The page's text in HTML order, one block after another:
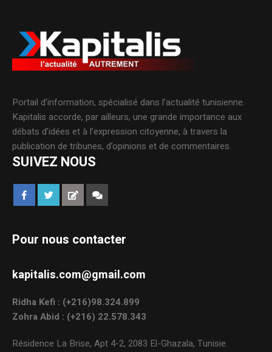
Portail d’information, spécialisé dans l’actualité tunisienne.
Kapitalis accorde, par ailleurs, une grande importance aux
débats d’idées et à l’expression citoyenne, à travers la
publication de tribunes, d’opinions et de commentaires.
SUIVEZ NOUS
Pour nous contacter
kapitalis.com@gmail.com
Ridha Kefi : (+216)98.324.899
Zohra Abid : (+216) 22.578.343
Résidence La Brise, Apt 4-2, 2083 El-Ghazala, Tunisie.